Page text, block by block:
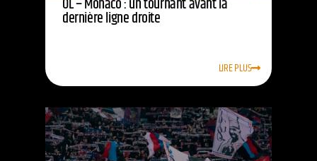
OL – Monaco : un tournant avant la
dernière ligne droite
LIRE PLUS